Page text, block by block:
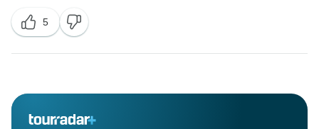
5